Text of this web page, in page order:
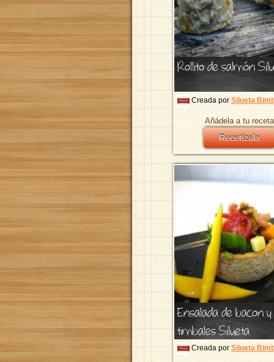
Rollito de salmón
Creada por Silueta
Añádela a tu
Recetízala
Ensalada de bacon
timbales Silueta
Creada por Silueta